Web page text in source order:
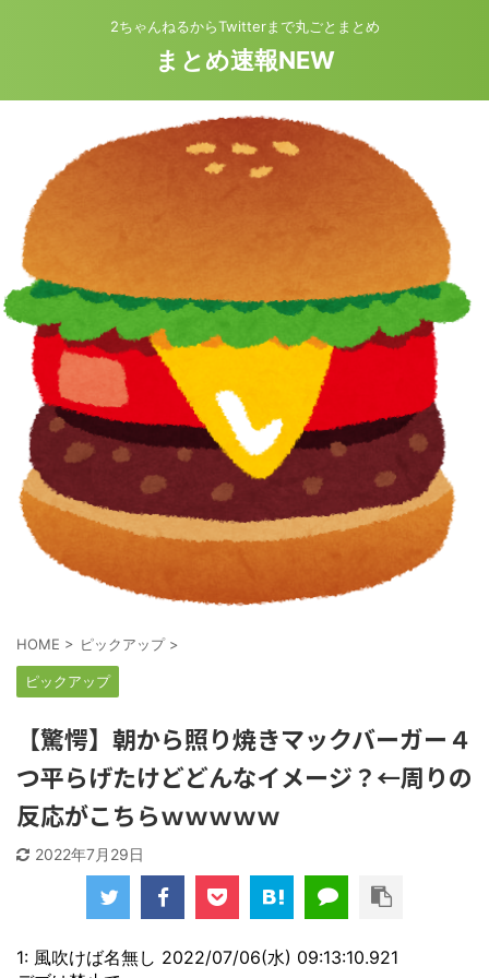
2ちゃんねるからTwitterまで丸ごとまとめ
まとめ速報NEW
HOME > ピックアップ >
ピックアップ
【驚愕】朝から照り焼きマックバーガー４
つ平らげたけどどんなイメージ？←周りの
反応がこちらｗｗｗｗｗ
2022年7月29日
1: 風吹けば名無し 2022/07/06(水) 09:13:10.921